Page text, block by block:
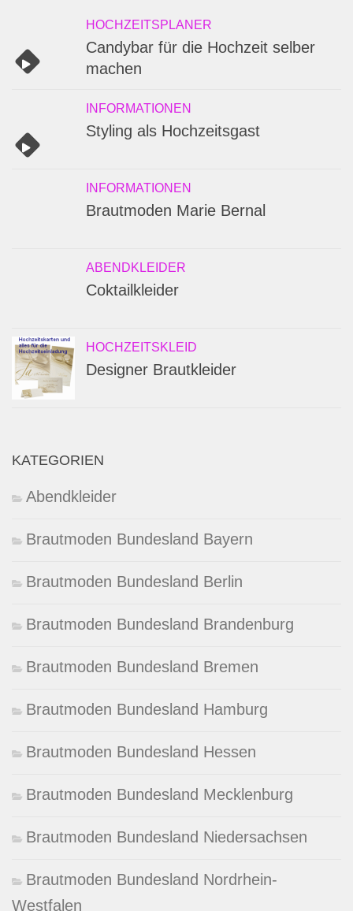
HOCHZEITSPLANER
Candybar für die Hochzeit selber
machen
INFORMATIONEN
Styling als Hochzeitsgast
INFORMATIONEN
Brautmoden Marie Bernal
ABENDKLEIDER
Coktailkleider
HOCHZEITSKLEID
Designer Brautkleider
KATEGORIEN
Abendkleider
Brautmoden Bundesland Bayern
Brautmoden Bundesland Berlin
Brautmoden Bundesland Brandenburg
Brautmoden Bundesland Bremen
Brautmoden Bundesland Hamburg
Brautmoden Bundesland Hessen
Brautmoden Bundesland Mecklenburg
Brautmoden Bundesland Niedersachsen
Brautmoden Bundesland Nordrhein-
Westfalen